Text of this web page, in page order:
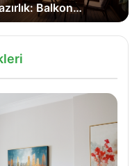
Balkon